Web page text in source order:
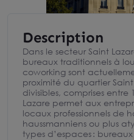
Description
Dans le secteur Saint
bureaux traditionnels à
coworking sont
proximité du quartier
divisibles, comprises entre
Lazare permet aux
locaux professionnels de
haussmanniens ou plus
types d’espaces :